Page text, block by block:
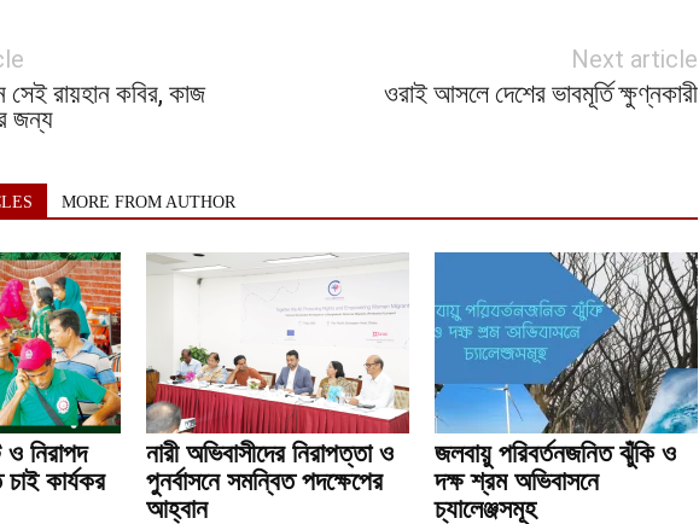
সেই রায়হান কবির, কাজ
জন্য
Next article
ওরাই আসলে দেশের ভাবমূর্তি ক্ষুণ্নকারী
MORE FROM AUTHOR
নিরাপদ
চাই কার্যকর
নারী অভিবাসীদের নিরাপত্তা ও
পুনর্বাসনে সমন্বিত পদক্ষেপের
আহ্বান
জলবায়ু পরিবর্তনজনিত ঝুঁকি ও
দক্ষ শ্রম অভিবাসনে
চ্যালেঞ্জসমূহ